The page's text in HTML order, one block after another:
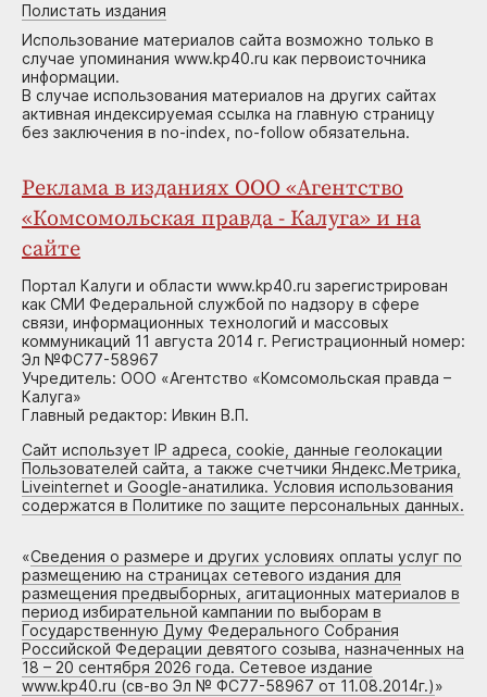
Полистать издания
Использование материалов сайта возможно только в
случае упоминания www.kp40.ru как первоисточника
информации.
В случае использования материалов на других сайтах
активная индексируемая ссылка на главную страницу
без заключения в no-index, no-follow обязательна.
Реклама в изданиях ООО «Агентство
«Комсомольская правда - Калуга» и на
сайте
Портал Калуги и области www.kp40.ru зарегистрирован
как СМИ Федеральной службой по надзору в сфере
связи, информационных технологий и массовых
коммуникаций 11 августа 2014 г. Регистрационный номер:
Эл №ФС77-58967
Учредитель: ООО «Агентство «Комсомольская правда –
Калуга»
Главный редактор: Ивкин В.П.
Сайт использует IP адреса, cookie, данные геолокации
Пользователей сайта, а также счетчики Яндекс.Метрика,
Liveinternet и Google-анатилика. Условия использования
содержатся в Политике по защите персональных данных.
«Сведения о размере и других условиях оплаты услуг по
размещению на страницах сетевого издания для
размещения предвыборных, агитационных материалов в
период избирательной кампании по выборам в
Государственную Думу Федерального Собрания
Российской Федерации девятого созыва, назначенных на
18 – 20 сентября 2026 года. Сетевое издание
www.kp40.ru (св-во Эл № ФС77-58967 от 11.08.2014г.)»